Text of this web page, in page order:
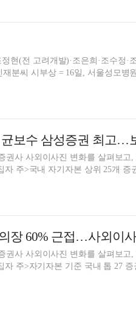
(전 고려개발)·조은희·조수정·
분씨 시부상 = 16일, 서울성모병
권사 사외이사진 변화를 살펴보고
주>국내 자기자본 상위 25개 증
권사 사외이사진 변화를 살펴보고
자 주>자기자본 기준 국내 톱 27